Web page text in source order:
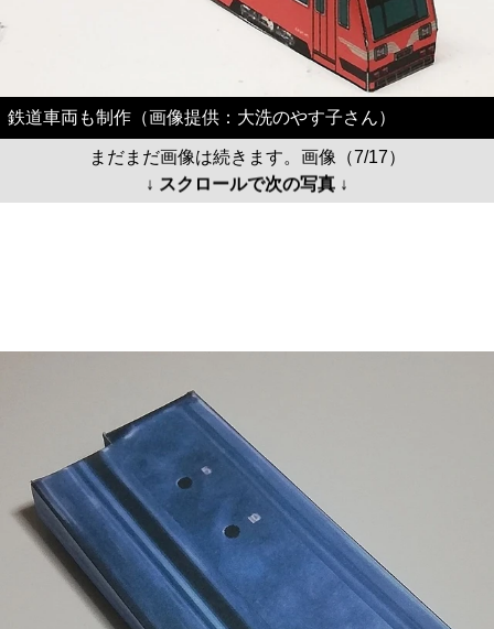
鉄道車両も制作（画像提供：大洗のやす子さん）
まだまだ画像は続きます。画像（7/17）
↓ スクロールで次の写真 ↓